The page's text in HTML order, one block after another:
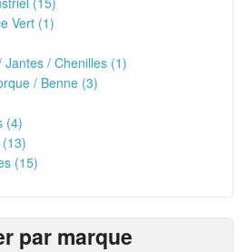
Vert (1)
/ Chenilles (1)
/ Benne (3)
(4)
(15)
par marque